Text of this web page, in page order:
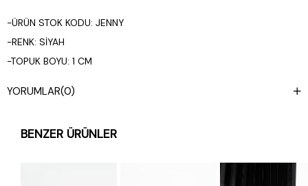
-ÜRÜN STOK KODU: JENNY
-RENK: SİYAH
-TOPUK BOYU: 1 CM
YORUMLAR(0)
BENZER ÜRÜNLER